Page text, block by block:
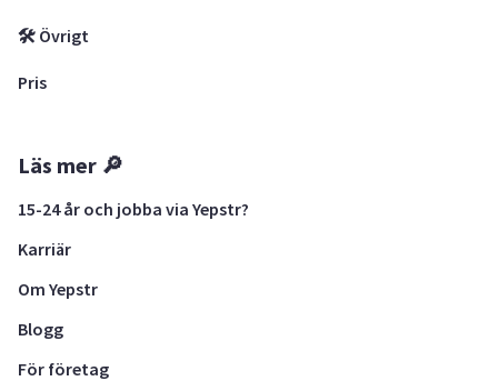
🛠 Övrigt
Pris
Läs mer 🔎
15-24 år och jobba via Yepstr?
Karriär
Om Yepstr
Blogg
För företag